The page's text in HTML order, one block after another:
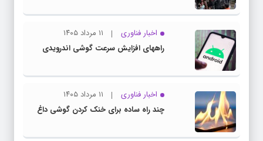
اخبار فناوری
۱۱ مرداد ۱۴۰۵
راههای افزایش سرعت گوشی اندرویدی
اخبار فناوری
۱۱ مرداد ۱۴۰۵
چند راه‌ ساده برای خنک کردن گوشی داغ